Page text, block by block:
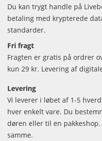
Du kan trygt handle på
betaling med krypterede
standarder.
Fri fragt
Fragten er gratis på ordrer
kun 29 kr. Levering af
Levering
Vi leverer i løbet af 1-5
hver enkelt vare. Du
døren eller til en
samme.